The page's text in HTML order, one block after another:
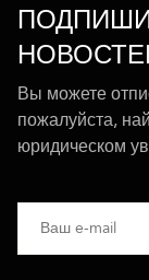
Вы можете
пожалуйста,
юридическом